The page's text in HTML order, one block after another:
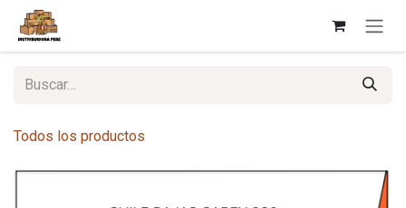
Ir al contenido
Todos los productos